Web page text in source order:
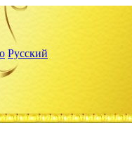
Русский